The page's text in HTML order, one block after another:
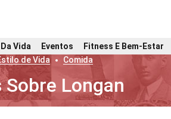
Vida Eventos Fitness E Bem-Estar
de Vida Comida
Sobre Longan